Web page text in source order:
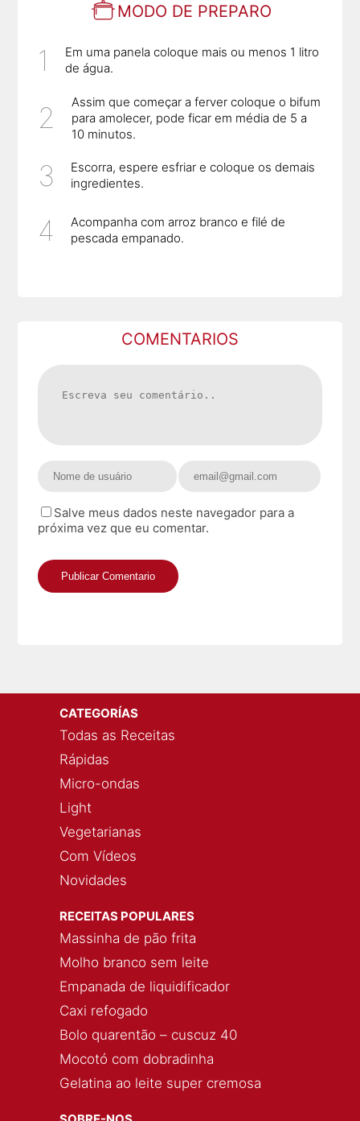
MODO DE PREPARO
Em uma panela coloque mais ou menos 1 litro
de água.
Assim que começar a ferver coloque o bifum
para amolecer, pode ficar em média de 5 a
10 minutos.
Escorra, espere esfriar e coloque os demais
ingredientes.
Acompanha com arroz branco e filé de
pescada empanado.
COMENTARIOS
Salve meus dados neste navegador para a
próxima vez que eu comentar.
CATEGORÍAS
Todas as Receitas
Rápidas
Micro-ondas
Light
Vegetarianas
Com Vídeos
Novidades
RECEITAS POPULARES
Massinha de pão frita
Molho branco sem leite
Empanada de liquidificador
Caxi refogado
Bolo quarentão – cuscuz 40
Mocotó com dobradinha
Gelatina ao leite super cremosa